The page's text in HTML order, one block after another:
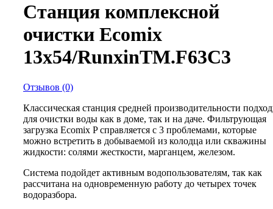
Станция комплексной
очистки Ecomix
13х54/RunxinTM.F63C3
Отзывов (0)
Классическая станция средней производительности
для очистки воды как в доме, так и на даче. Фильтрующая
загрузка Ecomix P справляется с 3 проблемами, которые
можно встретить в добываемой из колодца или скважины
жидкости: солями жесткости, марганцем, железом.
Система подойдет активным водопользователям, так как
рассчитана на одновременную работу до четырех точек
водоразбора.